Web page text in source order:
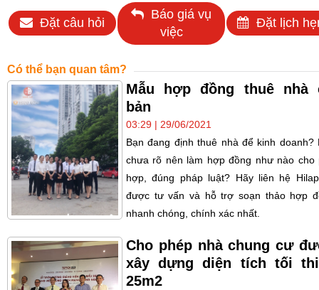
Đặt câu hỏi
Báo giá vụ
việc
Đặt lịch
Có thể bạn quan tâm?
Mẫu hợp đồng thuê nhà
bản
03:29 | 29/06/2021
Bạn đang định thuê nhà để kinh doanh?
chưa rõ nên làm hợp đồng như nào cho
hợp, đúng pháp luật? Hãy liên hệ
được tư vấn và hỗ trợ soạn thảo hợp
nhanh chóng, chính xác nhất.
Cho phép nhà chung cư
xây dựng diện tích tối
25m2